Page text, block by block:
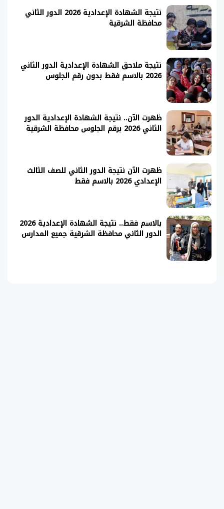
نتيجة الشهادة الإعدادية 2026 الدور الثاني
محافظة الشرقية
نتيجة ملاحق الشهادة الإعدادية الدور الثاني
2026 بالاسم فقط بدون رقم الجلوس
ظهرت الآن.. نتيجة الشهادة الإعدادية الدور
الثاني 2026 برقم الجلوس محافظة الشرقية
ظهرت الآن نتيجة الدور الثاني للصف الثالث
الإعدادي 2026 بالاسم فقط
بالاسم فقط.. نتيجة الشهادة الإعدادية 2026
الدور الثاني محافظة الشرقية جميع المدارس